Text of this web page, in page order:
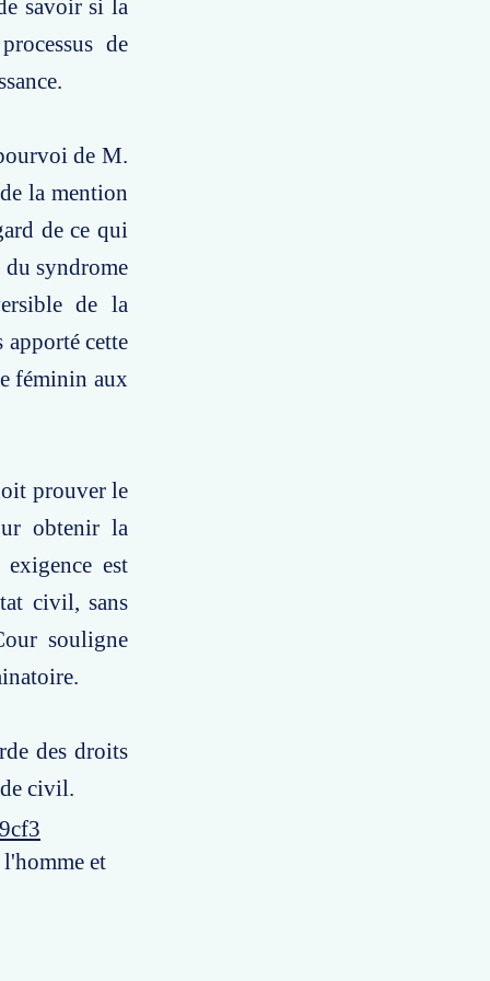
savoir si la
de
de M.
la mention
de ce qui
du syndrome
de la
cette
féminin aux
prouver le
obtenir la
est
civil, sans
souligne
des droits
civil.
et